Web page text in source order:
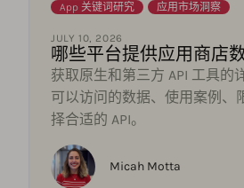
App 关键词研究 应用市场洞察
JULY 10, 2026
哪些平台提供应用商店
获取原生和第三方 API 工具的
可以访问的数据、使用案例、
择合适的 API。
Micah Motta